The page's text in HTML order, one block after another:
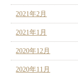
2021年2月
2021年1月
2020年12月
2020年11月